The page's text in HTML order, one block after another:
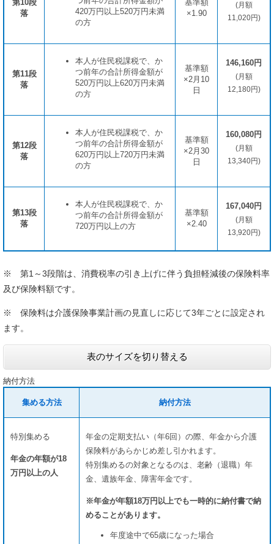
第10段
落
420万円以上520万円未満
の方
基準額
×1.90
(月額
11,020円)
第11段
落
本人が住民税課税で、か
つ前年の合計所得金額が
520万円以上620万円未満
の方
基準額
×2月10
日
146,160円
(月額
12,180円)
第12段
落
本人が住民税課税で、か
つ前年の合計所得金額が
620万円以上720万円未満
の方
基準額
×2月30
日
160,080円
(月額
13,340円)
第13段
落
本人が住民税課税で、か
つ前年の合計所得金額が
720万円以上の方
基準額
×2.40
167,040円
(月額
13,920円)
※ 第1～3段階は、消費税率の引き上げに伴う負担軽減後の保険料率
及び保険料額です。
※ 保険料は介護保険事業計画の見直しに応じて3年ごとに設定され
ます。
表のサイズを切り替える
納付方法
集める方法 納付方法
特別集める
年金の年額が18
万円以上の人
年金の定期支払い（年6回）の際、年金から介護
保険料があらかじめ差し引かれます。
特別集めるの対象となるのは、老齢（退職）年
金、遺族年金、障害年金です。
※年金が年額18万円以上でも一時的に納付書で納
めることがあります。
年度途中で65歳になった場合